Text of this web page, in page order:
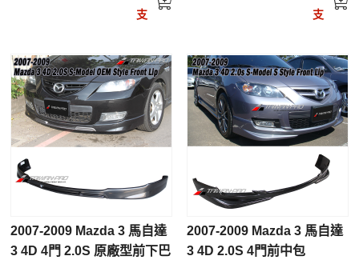
支
支
2007-2009 Mazda 3 馬自達
3 4D 4門 2.0S 原廠型前下巴
2007-2009 Mazda 3 馬自達
3 4D 2.0S 4門前中包